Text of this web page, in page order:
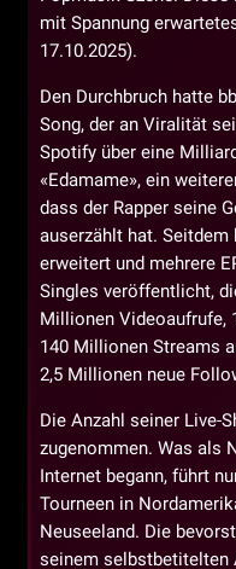
mit Spannung
17.10.2025).
Den Durchbruch hatte
Song, der an Viralität
Spotify über eine
«Edamame», ein
dass der Rapper seine
auserzählt hat.
erweitert und mehrere
Singles veröffentlicht,
Millionen Videoaufrufe,
140 Millionen Streams
2,5 Millionen neue
Die Anzahl seiner Live-
zugenommen. Was als
Internet begann, führt
Tourneen in
Neuseeland. Die
seinem selbstbetitelten